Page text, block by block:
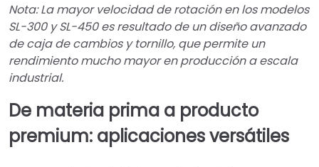
Nota: La mayor velocidad de rotación en los modelos
SL-300 y SL-450 es resultado de un diseño avanzado
de caja de cambios y tornillo, que permite un
rendimiento mucho mayor en producción a escala
industrial.
De materia prima a producto
premium: aplicaciones versátiles